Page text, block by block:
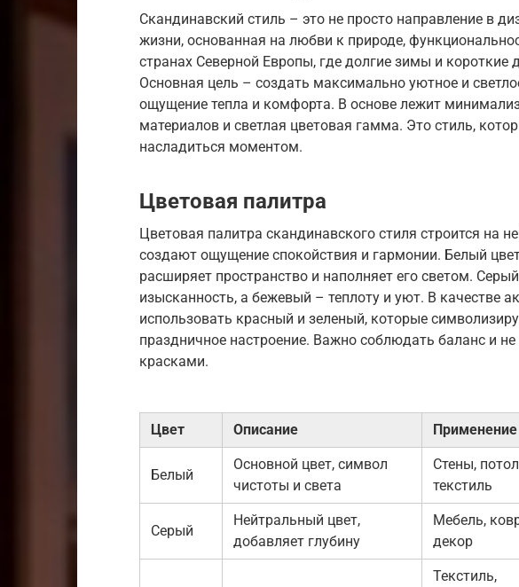
Скандинавский стиль – это не просто направление в
жизни, основанная на любви к природе,
странах Северной Европы, где долгие зимы и короткие
Основная цель – создать максимально уютное и
ощущение тепла и комфорта. В основе лежит
материалов и светлая цветовая гамма. Это стиль,
насладиться моментом.
Цветовая палитра
Цветовая палитра скандинавского стиля строится на
создают ощущение спокойствия и гармонии. Белый
расширяет пространство и наполняет его светом.
изысканность, а бежевый – теплоту и уют. В качестве
использовать красный и зеленый, которые
праздничное настроение. Важно соблюдать баланс и
красками.
Цвет Описание Применение
Белый
Основной цвет, символ
чистоты и света
Стены,
текстиль
Серый
Нейтральный цвет,
добавляет глубину
Мебель,
декор
Текстиль,